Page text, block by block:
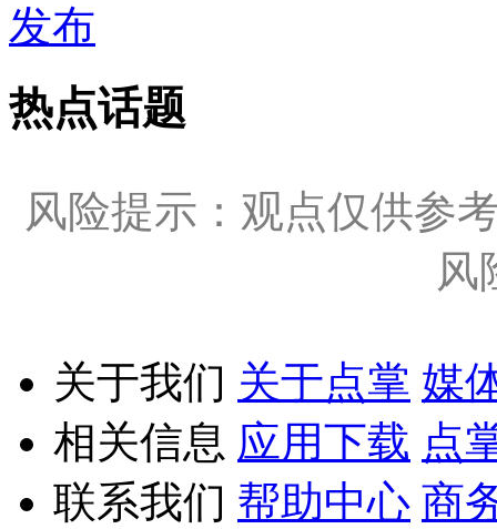
发布
热点话题
风险提示：观点仅供参
风
关于我们 关于点掌 媒
相关信息 应用下载 点
联系我们 帮助中心 商